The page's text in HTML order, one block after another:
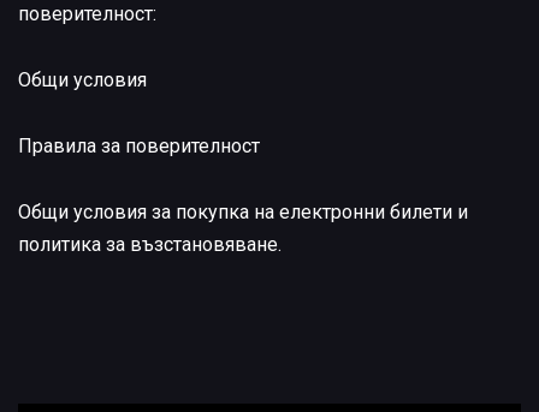
поверителност:
Общи условия
Правила за поверителност
Общи условия за покупка на електронни билети и
политика за възстановяване.